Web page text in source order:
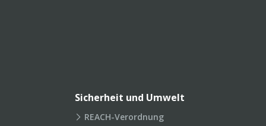
Sicherheit und Umwelt
REACH-Verordnung